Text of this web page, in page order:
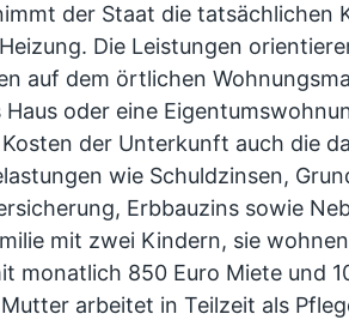
der Staat die tatsächlichen
Die Leistungen
auf dem örtlichen
Haus oder eine
der Unterkunft auch die
wie Schuldzinsen,
Erbbauzins sowie
mit zwei Kindern, sie
monatlich 850 Euro Miete und
arbeitet in Teilzeit als